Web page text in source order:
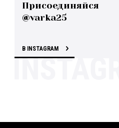
Присоединяйся
@varka25
В INSTAGRAM